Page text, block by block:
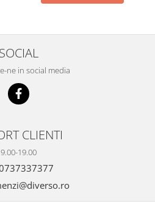
SOCIAL
ne in social media
CLIENTI
9.00-19.00